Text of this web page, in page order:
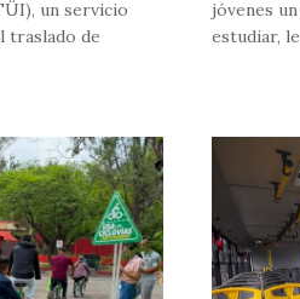
un servicio
traslado de
jóvenes
estudiar,